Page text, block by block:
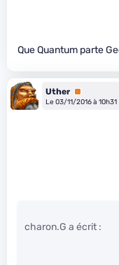
Que Quantum parte
Uther Premium
Le 03/11/2016 à 10h31
charon.G a écrit :